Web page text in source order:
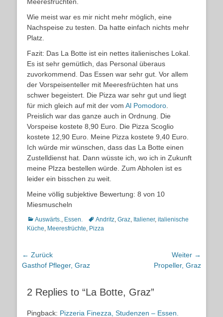
Wie meist war es mir nicht mehr möglich, eine
Nachspeise zu testen. Da hatte einfach nichts mehr
Platz.
Fazit: Das La Botte ist ein nettes italienisches Lokal.
Es ist sehr gemütlich, das Personal überaus
zuvorkommend. Das Essen war sehr gut. Vor allem
der Vorspeisenteller mit Meeresfrüchten hat uns
schwer begeistert. Die Pizza war sehr gut und liegt
für mich gleich auf mit der vom Al Pomodoro
Preislich war das ganze auch in Ordnung. Die
Vorspeise kostete 8,90 Euro. Die Pizza Scoglio
kostete 12,90 Euro. Meine Pizza kostete 9,40 Euro.
Ich würde mir wünschen, dass das La Botte einen
Zustelldienst hat. Dann wüsste ich, wo ich in Zukunft
meine PIzza bestellen würde. Zum Abholen ist es
leider ein bisschen zu weit.
Meine völlig subjektive Bewertung: 8 von 10
Miesmuscheln
Kategorien
Auswärts., Essen. Schlagworte
Andritz, Graz, Italiener, italienische
Küche, Meeresfrüchte, Pizza
Beitragsnavigation
← Zurück
Vorheriger
Gasthof Pfleger, Graz
Weiter →
Propeller, Graz
2 Replies to “La Botte, Graz”
Pingback: Pizzeria Finezza, Studenzen – Essen.